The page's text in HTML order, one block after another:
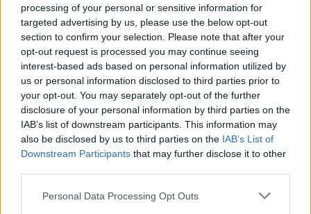
processing of your personal or sensitive information for
targeted advertising by us, please use the below opt-out
section to confirm your selection. Please note that after your
opt-out request is processed you may continue seeing
interest-based ads based on personal information utilized by
us or personal information disclosed to third parties prior to
your opt-out. You may separately opt-out of the further
disclosure of your personal information by third parties on the
IAB’s list of downstream participants. This information may
also be disclosed by us to third parties on the IAB’s List of
Downstream Participants that may further disclose it to other
Please note that this website/app uses one or more Google
Personal Data Processing Opt Outs
ceļiem: turam īkšķus, lai neatrodi sarakstā
savu auto
Kā duncis mugurā! Bagātā Krievijas
kaimiņvalsts praktiski atteikusies no
Krievijas naftas iepirkšanas
Bez diploma, darba un izbijis slepkava!?
Vai tiešām jebkurš var kandidēt Saeimas
vēlēšanās, skaidro advokāts
Šīm 3 zodiaka zīmēm augusts būs īsts
murgs – esi gatavs jau tagad!